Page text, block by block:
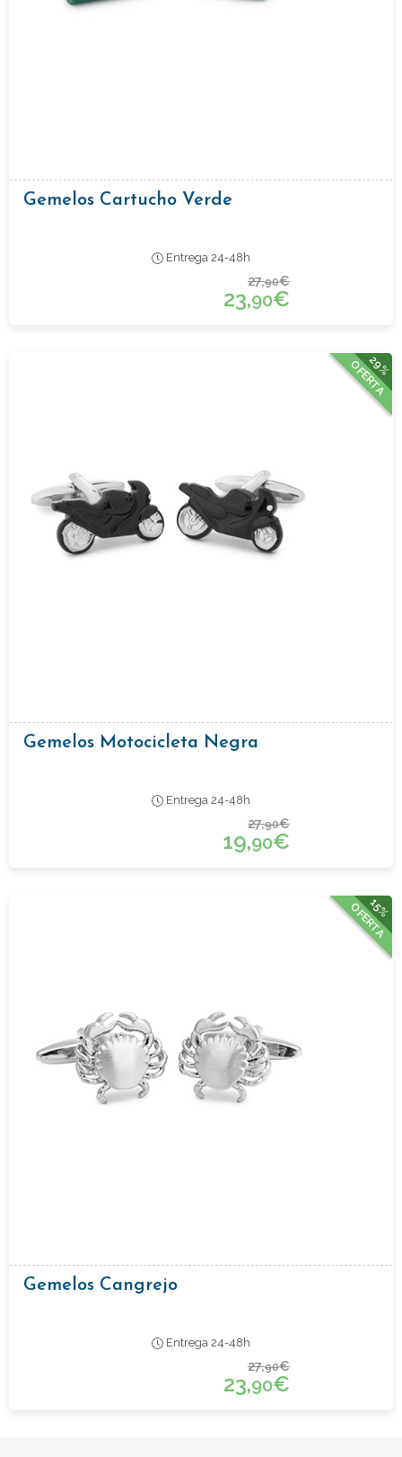
Gemelos Cartucho Verde
Entrega 24-48h
27,90€
23,90€
29%
OFERTA
Gemelos Motocicleta Negra
Entrega 24-48h
27,90€
19,90€
15%
OFERTA
Gemelos Cangrejo
Entrega 24-48h
27,90€
23,90€